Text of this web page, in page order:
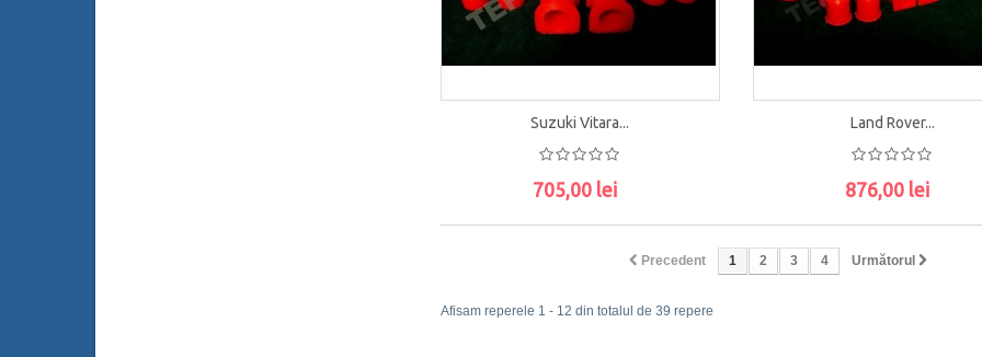
Suzuki Vitara...
705,00 lei
ADAUGĂ ÎN COŞ
Land Rover...
876,00 lei
ADAUGĂ ÎN COŞ
Precedent 1 2 3 4 Următorul
Afisam reperele 1 - 12 din totalul de 39 repere